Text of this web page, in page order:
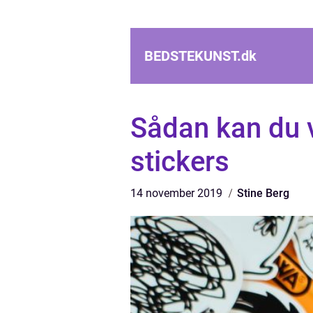
BEDSTEKUNST.dk
Sådan kan
stickers
14 november 2019 Stine Berg